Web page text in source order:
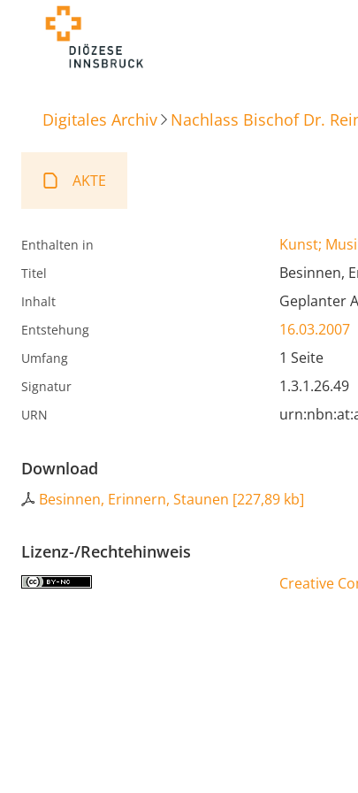
Digitales Archiv Nachlass Bischof Dr.
AKTE
Enthalten in Kunst;
Titel Besinnen,
Inhalt Geplanter
Entstehung 16.03.2007
Umfang 1 Seite
Signatur 1.3.1.26.49
URN
Download
Besinnen, Erinnern, Staunen [227,89 kb]
Lizenz-/Rechtehinweis
Creative